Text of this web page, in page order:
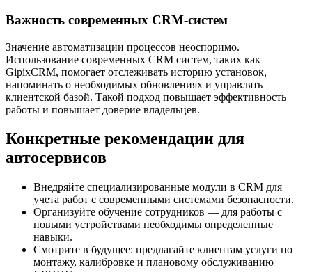
Важность современных CRM-систем
Значение автоматизации процессов неоспоримо.
Использование современных CRM систем, таких как
GipixCRM, помогает отслеживать историю установок,
напоминать о необходимых обновлениях и управлять
клиентской базой. Такой подход повышает эффективность
работы и повышает доверие владельцев.
Конкретные рекомендации для
автосервисов
Внедряйте специализированные модули в CRM для
учета работ с современными системами безопасности.
Организуйте обучение сотрудников — для работы с
новыми устройствами необходимы определенные
навыки.
Смотрите в будущее: предлагайте клиентам услуги по
монтажу, калибровке и плановому обслуживанию